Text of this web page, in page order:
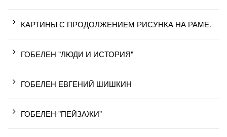
КАРТИНЫ С ПРОДОЛЖЕНИЕМ РИСУНКА НА РАМЕ.
ГОБЕЛЕН "ЛЮДИ И ИСТОРИЯ"
ГОБЕЛЕН ЕВГЕНИЙ ШИШКИН
ГОБЕЛЕН "ПЕЙЗАЖИ"